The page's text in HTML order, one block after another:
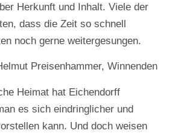
Herkunft und Inhalt. Viele der
dass die Zeit so schnell
noch gerne weitergesungen.
Preisenhammer, Winnenden
Heimat hat Eichendorff
es sich eindringlicher und
kann. Und doch weisen